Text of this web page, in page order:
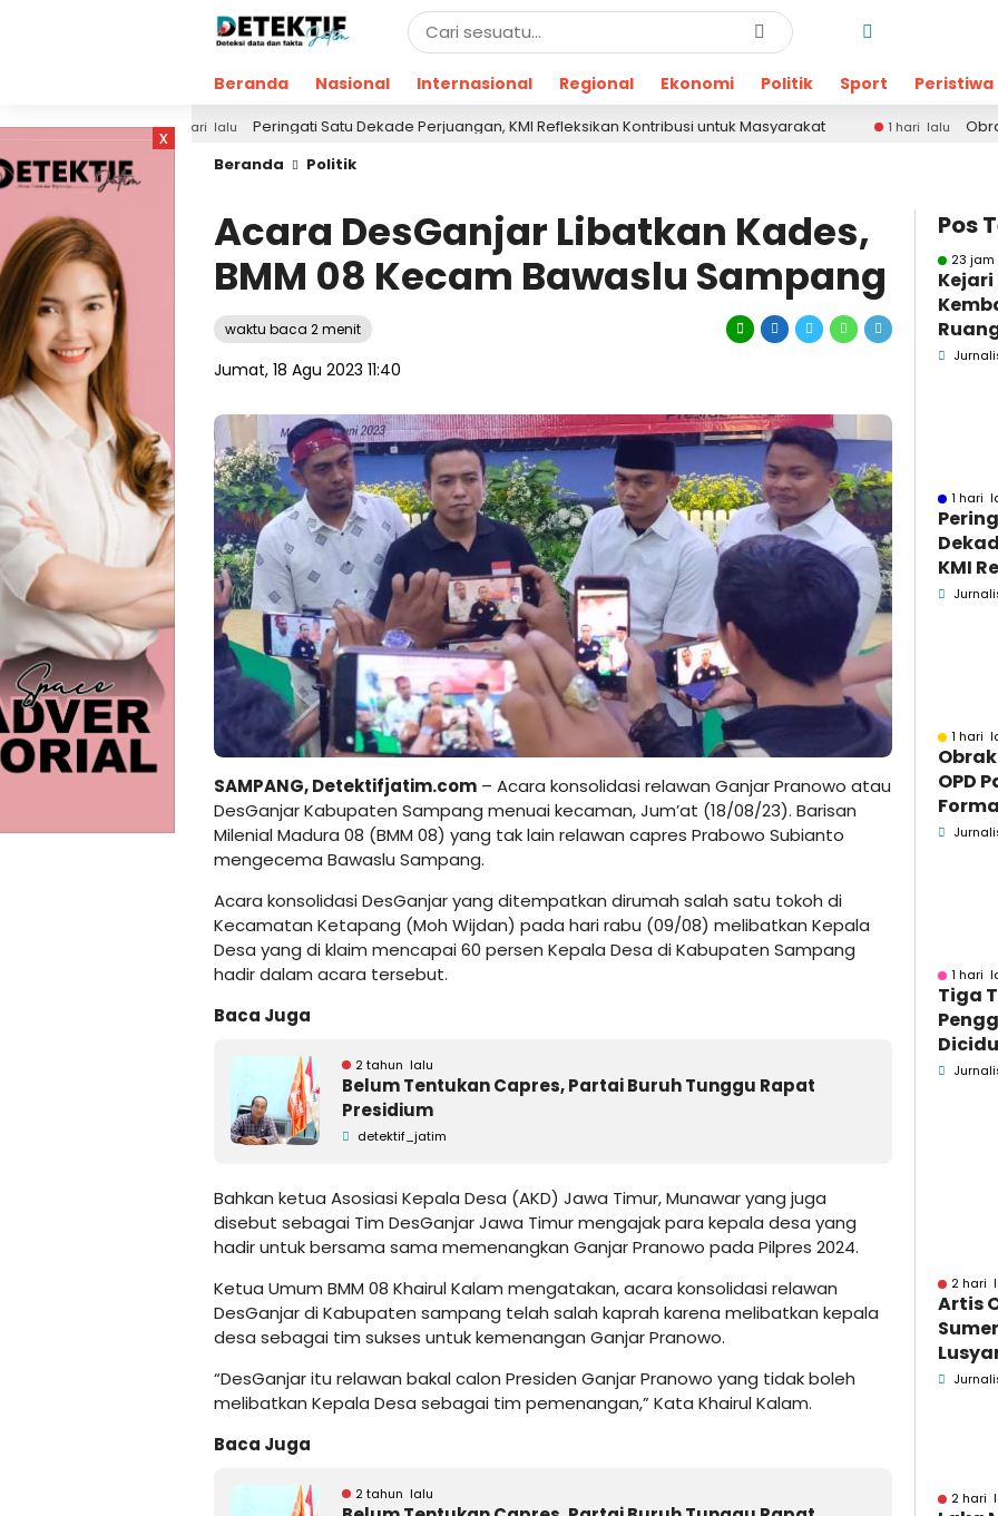
Beranda Nasional Internasional Regional Ekonomi Politik Sport Peristiwa
x
1 hari lalu Peringati Satu Dekade Perjuangan, KMI Refleksikan Kontribusi untuk Masyarakat 1 hari lalu
Obrak-abrik
Beranda
Politik
Acara DesGanjar Libatkan Kades,
BMM 08 Kecam Bawaslu Sampang
waktu baca 2 menit
Jumat, 18 Agu 2023 11:40
SAMPANG, Detektifjatim.com – Acara konsolidasi relawan Ganjar Pranowo atau
DesGanjar Kabupaten Sampang menuai kecaman, Jum’at (18/08/23). Barisan
Milenial Madura 08 (BMM 08) yang tak lain relawan capres Prabowo Subianto
mengecema Bawaslu Sampang.
Acara konsolidasi DesGanjar yang ditempatkan dirumah salah satu tokoh di
Kecamatan Ketapang (Moh Wijdan) pada hari rabu (09/08) melibatkan Kepala
Desa yang di klaim mencapai 60 persen Kepala Desa di Kabupaten Sampang
hadir dalam acara tersebut.
Baca Juga
2 tahun lalu
Belum Tentukan Capres, Partai Buruh Tunggu Rapat
Presidium
detektif_jatim
Bahkan ketua Asosiasi Kepala Desa (AKD) Jawa Timur, Munawar yang juga
disebut sebagai Tim DesGanjar Jawa Timur mengajak para kepala desa yang
hadir untuk bersama sama memenangkan Ganjar Pranowo pada Pilpres 2024.
Ketua Umum BMM 08 Khairul Kalam mengatakan, acara konsolidasi relawan
DesGanjar di Kabupaten sampang telah salah kaprah karena melibatkan kepala
desa sebagai tim sukses untuk kemenangan Ganjar Pranowo.
“DesGanjar itu relawan bakal calon Presiden Ganjar Pranowo yang tidak boleh
melibatkan Kepala Desa sebagai tim pemenangan,” Kata Khairul Kalam.
Baca Juga
2 tahun lalu
Pos
23
1 hari
KMI
1 hari
OPD
1 hari
Tiga
2 hari
Artis
2 hari